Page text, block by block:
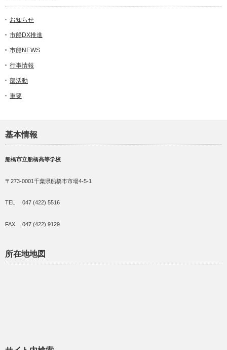
お知らせ
市船DX推進
市船NEWS
行事情報
部活動
重要
基本情報
船橋市立船橋高等学校
〒273-0001千葉県船橋市市場4-5-1
TEL 047 (422) 5516
FAX 047 (422) 9129
所在地地図